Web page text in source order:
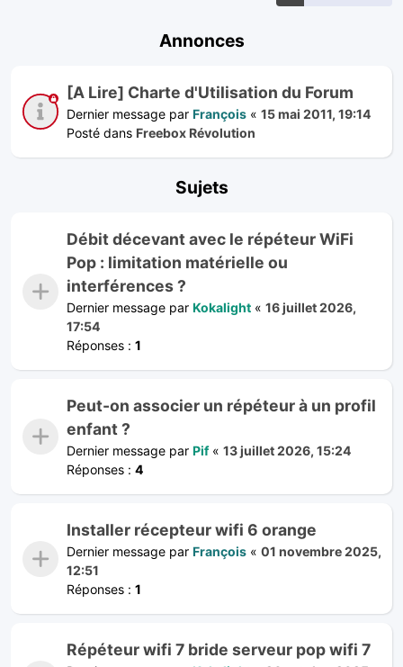
Annonces
[A Lire] Charte d'Utilisation du Forum
Dernier message par François « 15 mai 2011, 19:14
Posté dans Freebox Révolution
Sujets
Débit décevant avec le répéteur WiFi
Pop : limitation matérielle ou
interférences ?
Dernier message par Kokalight « 16 juillet 2026,
17:54
Réponses : 1
Peut-on associer un répéteur à un profil
enfant ?
Dernier message par Pif« 13 juillet 2026, 15:24
Réponses : 4
Installer récepteur wifi 6 orange
Dernier message par François « 01 novembre 2025,
12:51
Réponses : 1
Répéteur wifi 7 bride serveur pop wifi 7